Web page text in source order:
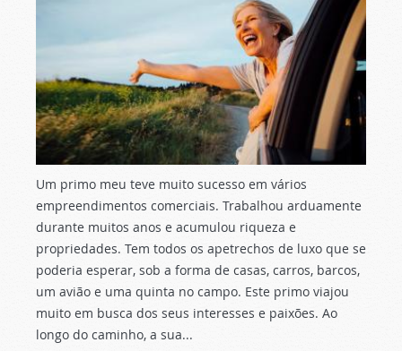
Um primo meu teve muito sucesso em vários
empreendimentos comerciais. Trabalhou arduamente
durante muitos anos e acumulou riqueza e
propriedades. Tem todos os apetrechos de luxo que se
poderia esperar, sob a forma de casas, carros, barcos,
um avião e uma quinta no campo. Este primo viajou
muito em busca dos seus interesses e paixões. Ao
longo do caminho, a sua...